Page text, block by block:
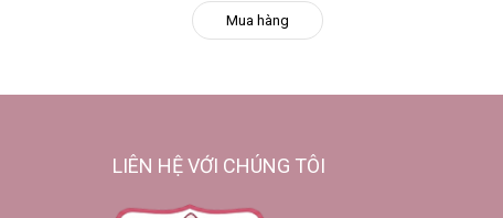
Mua hàng
LIÊN HỆ VỚI CHÚNG TÔI